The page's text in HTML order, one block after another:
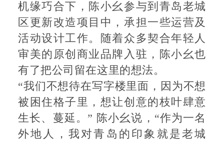
机缘巧合下，陈小幺参与到青岛老城
区更新改造项目中，承担一些运营及
活动设计工作。随着众多契合年轻人
审美的原创商业品牌入驻，陈小幺也
有了把公司留在这里的想法。
“我们不想待在写字楼里面，因为不想
被困住格子里，想让创意的枝叶肆意
生长、蔓延。” 陈小幺说，“作为一名
外地人，我对青岛的印象就是老城